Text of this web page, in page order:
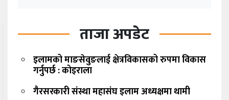
ताजा अपडेट
इलामको माङसेवुङलाई क्षेत्रविकासको रुपमा विकास
गर्नुपर्छ : कोइराला
गैरसरकारी संस्था महासंघ इलाम अध्यक्षमा थामी